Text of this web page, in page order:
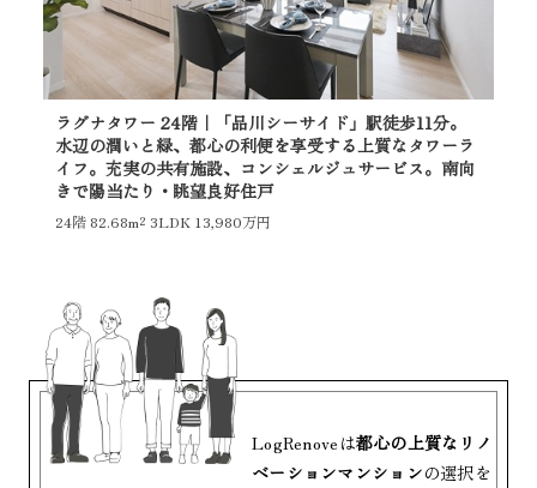
ラグナタワー 24階｜「品川シーサイド」駅徒歩11分。
水辺の潤いと緑、都心の利便を享受する上質なタワーラ
イフ。充実の共有施設、コンシェルジュサービス。南向
きで陽当たり・眺望良好住戸
24階 82.68m² 3LDK 13,980万円
LogRenoveは都心の上質なリノ
ベーションマンションの選択を